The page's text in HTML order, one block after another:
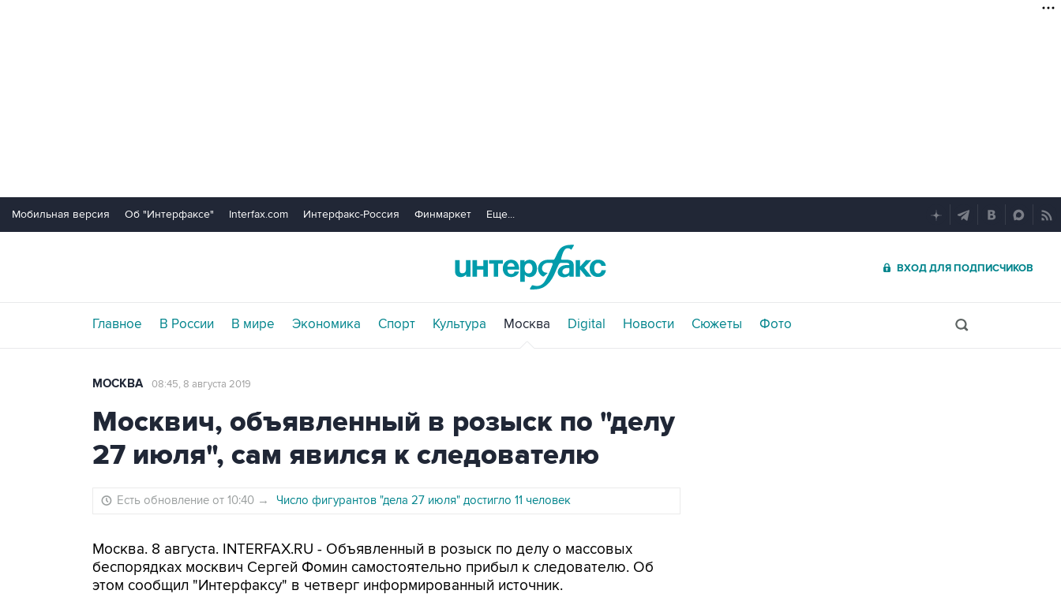
Мобильная версия Об "Интерфаксе" Interfax.com Интерфакс-Россия Финмаркет Еще...
ВХОД ДЛЯ ПОДПИСЧИКОВ
Главное В России В мире Экономика Спорт Культура Москва Digital Новости Сюжеты Фото
МОСКВА 08:45, 8 августа 2019
Москвич, объявленный в розыск по "делу
27 июля", сам явился к следователю
Есть обновление от 10:40 → Число фигурантов "дела 27 июля" достигло 11 человек
Москва. 8 августа. INTERFAX.RU - Объявленный в розыск по делу о массовых
беспорядках москвич Сергей Фомин самостоятельно прибыл к следователю. Об
этом сообщил "Интерфаксу" в четверг информированный источник.